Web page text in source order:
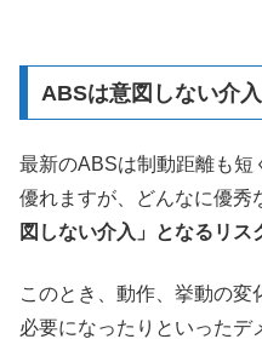
ABSは意図しない介入
最新のABSは制動距離も短
優れますが、どんなに優秀
図しない介入」となるリス
このとき、動作、挙動の
必要になったりといったデ